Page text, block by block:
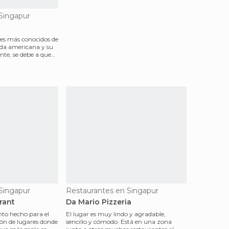
más conocidos de
americana y su
se debe a que
hecho para el
de lugares donde
Restaurantes en Singapur
Da Mario Pizzeria
El lugar es muy lindo y agradable,
sencillo y cómodo. Está en una zona